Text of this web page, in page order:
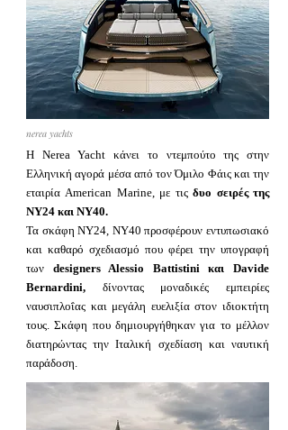
nerea yachts
Η Nerea Yacht κάνει το ντεμπούτο της στην
Ελληνική αγορά μέσα από τον Όμιλο Φάις και την
εταιρία American Marine, με τιςδυο σειρές της
NY24 και NY40.
Τα σκάφη ΝΥ24, ΝΥ40 προσφέρουν εντυπωσιακό
και καθαρό σχεδιασμό που φέρει την υπογραφή
των designers Alessio Battistini και Davide
Bernardini, δίνοντας μοναδικές εμπειρίες
ναυσιπλοΐας και μεγάλη ευελιξία στον ιδιοκτήτη
τους. Σκάφη που δημιουργήθηκαν για το μέλλον
διατηρώντας την Ιταλική σχεδίαση και ναυτική
παράδοση.